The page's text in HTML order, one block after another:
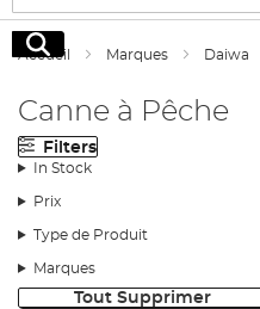
Rechercher
Accueil Marques Daiwa
Canne à Pêche
Filters
In Stock
Prix
Type de Produit
Marques
Tout Supprimer